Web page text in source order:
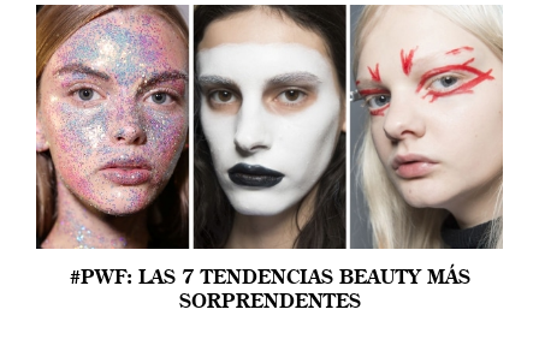
#PWF: LAS 7 TENDENCIAS BEAUTY MÁS
SORPRENDENTES